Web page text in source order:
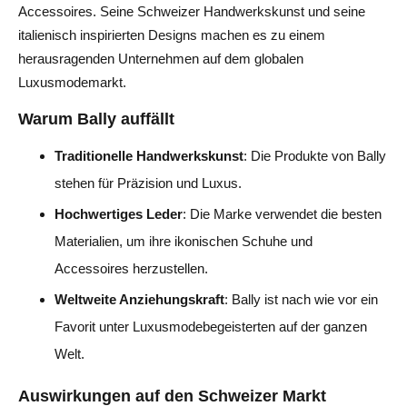
Accessoires. Seine Schweizer Handwerkskunst und seine
italienisch inspirierten Designs machen es zu einem
herausragenden Unternehmen auf dem globalen
Luxusmodemarkt.
Warum Bally auffällt
Traditionelle Handwerkskunst: Die Produkte von Bally
stehen für Präzision und Luxus.
Hochwertiges Leder: Die Marke verwendet die besten
Materialien, um ihre ikonischen Schuhe und
Accessoires herzustellen.
Weltweite Anziehungskraft: Bally ist nach wie vor ein
Favorit unter Luxusmodebegeisterten auf der ganzen
Welt.
Auswirkungen auf den Schweizer Markt